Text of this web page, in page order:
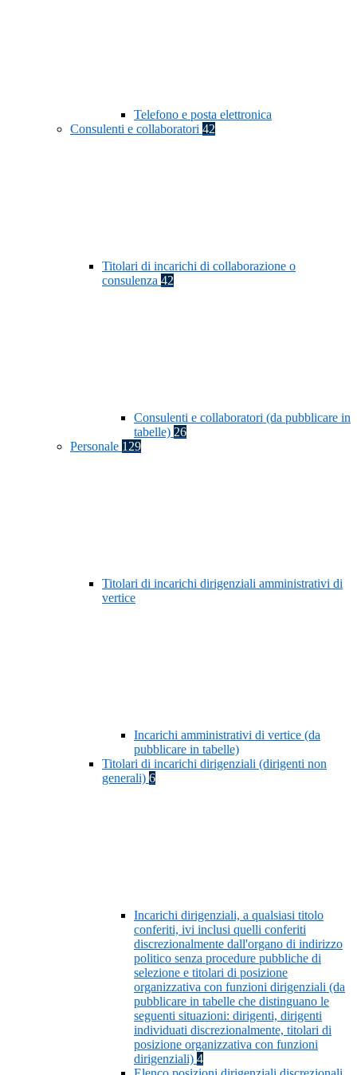
Telefono e posta elettronica
Consulenti e collaboratori 42
Titolari di incarichi di collaborazione o
consulenza 42
Consulenti e collaboratori (da pubblicare in
tabelle) 26
Personale 129
Titolari di incarichi dirigenziali amministrativi di
vertice
Incarichi amministrativi di vertice (da
pubblicare in tabelle)
Titolari di incarichi dirigenziali (dirigenti non
generali) 6
Incarichi dirigenziali, a qualsiasi titolo
conferiti, ivi inclusi quelli conferiti
discrezionalmente dall'organo di indirizzo
politico senza procedure pubbliche di
selezione e titolari di posizione
organizzativa con funzioni dirigenziali (da
pubblicare in tabelle che distinguano le
seguenti situazioni: dirigenti, dirigenti
individuati discrezionalmente, titolari di
posizione organizzativa con funzioni
dirigenziali) 4